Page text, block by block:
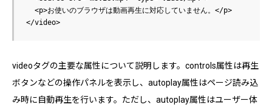
videoタグの主要な属性について説明します。controls属性は再生
ボタンなどの操作パネルを表示し、autoplay属性はページ読み込
み時に自動再生を行います。ただし、autoplay属性はユーザー体